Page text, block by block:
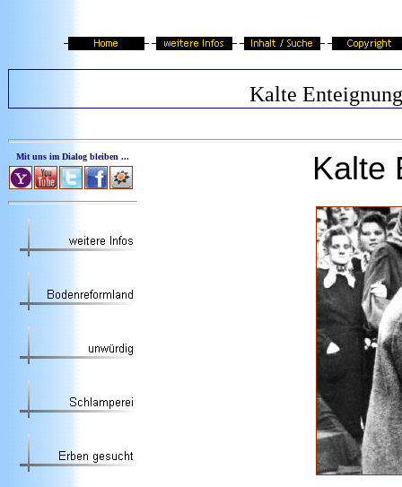
Kalte Enteignung
Mit uns im Dialog bleiben ... Kalte